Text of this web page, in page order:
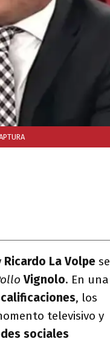
Ricardo La Volpe se
Vignolo. En una
, los
televisivo y
sociales